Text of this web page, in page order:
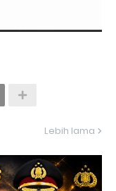
Lebih lama